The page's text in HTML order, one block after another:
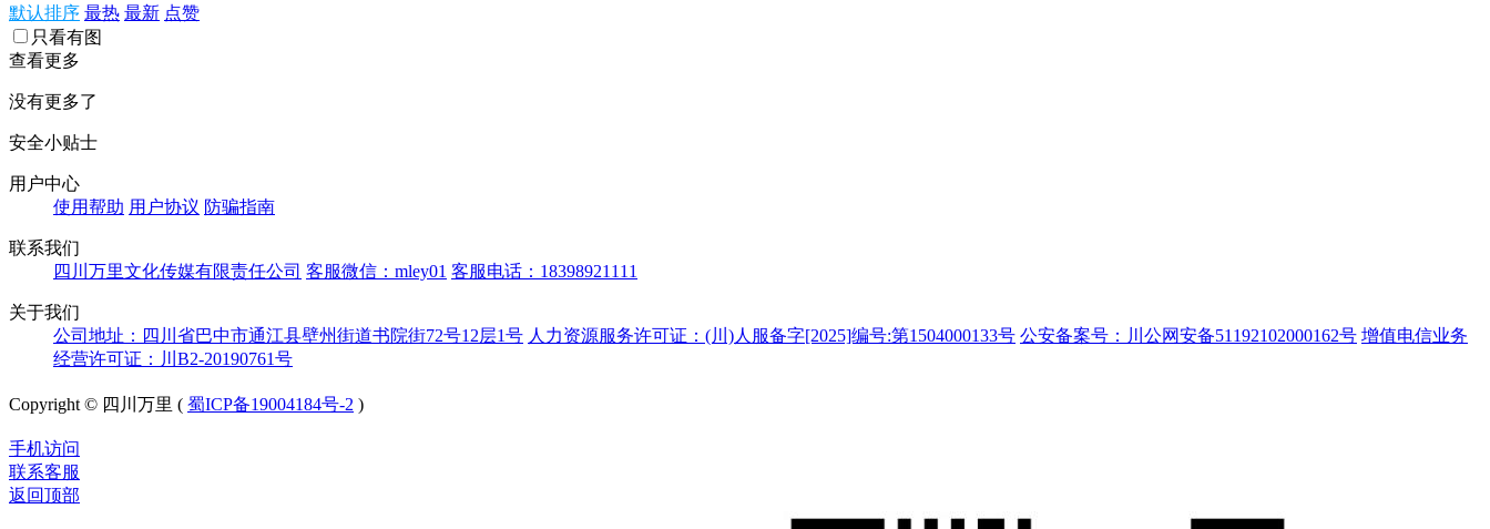
默认排序 最热 最新 点赞
只看有图
查看更多
没有更多了
安全小贴士
用户中心
使用帮助 用户协议 防骗指南
联系我们
四川万里文化传媒有限责任公司 客服微信：mley01 客服电话：18398921111
关于我们
公司地址：四川省巴中市通江县壁州街道书院街72号12层1号 人力资源服务许可证：(川)人服备字[2025]编号:第1504000133号 公安备案号：川公网安备51192102000162号 增值电信业务
经营许可证：川B2-20190761号
Copyright © 四川万里 ( 蜀ICP备19004184号-2 )
手机访问
联系客服
返回顶部